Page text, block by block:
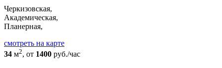
Черкизовская,
Академическая,
Планерная,
cмотреть на карте
34 м2, от 1400 руб./час